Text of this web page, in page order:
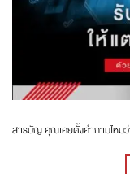
สารบัญ คุณเคยตั้งคำถามไห